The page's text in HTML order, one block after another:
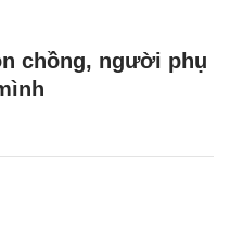
chồng, người phụ